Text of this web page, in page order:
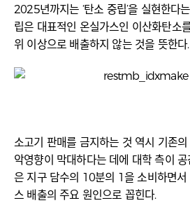
2025년까지는 ‘탄소 중립’을 실현한다
립은 대표적인 온실가스인 이산화탄소
위 이상으로 배출하지 않는 것을 뜻한다.
소고기 판매를 금지하는 것 역시 기존
악영향이 막대하다는 데에 대학 측이
은 지구 담수의 10분의 1을 소비하면서
스 배출의 주요 원인으로 꼽힌다.